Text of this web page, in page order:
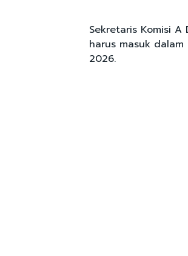
Sekretaris Komisi A
harus masuk dalam
2026.